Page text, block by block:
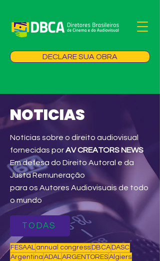
DECLARE SUA OBRA
NOTICIAS
Notícias sobre o direito audiovisual
fornecidas porAV CREATORS NEWS
Em defesa do Direito Autoral e da
Justa Remuneração
para os Autores Audiovisuais de todo
o mundo
TODAS
FESAAL annual congress DBCA DASC
Argentina ADALARGENTORESAlgiers